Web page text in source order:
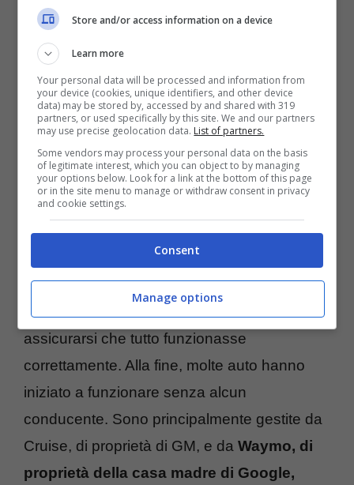
Gli abitanti di San Francisco hanno dato il via a una lunga
serie di proteste, convinti che i taxi a guida autonoma siano
un pericolo per la sicurezza dei cittadini (Foto Youtube
Waymo) – tecnocino.it
Negli ultimi anni, le auto senza conducente
sono diventate molto diffuse in tutta San
Francisco. La sperimentazione è iniziata con
conducenti umani a bordo, che erano lì per
assicurarsi che tutto funzionasse
correttamente. Alla fine, molte auto hanno
iniziato a funzionare senza alcun
conducente. Sono principalmente gestite da
Cruise, di proprietà di GM, e da Waymo, di
proprietà della casa madre di Google,
Store and/or access information on a device
Learn more
Your personal data will be processed and information from
your device (cookies, unique identifiers, and other device
data) may be stored by, accessed by and shared with 319
partners, or used specifically by this site. We and our partners
may use precise geolocation data. List of partners.
Some vendors may process your personal data on the basis
of legitimate interest, which you can object to by managing
your options below. Look for a link at the bottom of this page
or in the site menu to manage or withdraw consent in privacy
and cookie settings.
Consent
Manage options